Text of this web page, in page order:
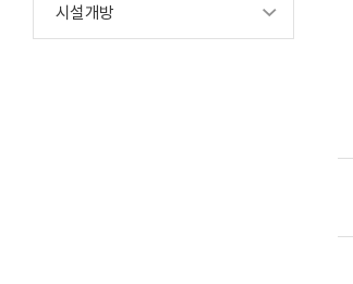
시설개방